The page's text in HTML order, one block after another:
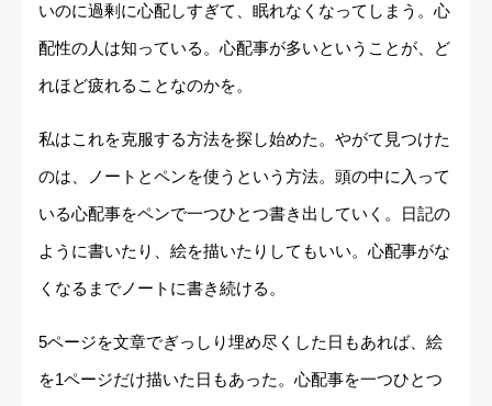
いのに過剰に心配しすぎて、眠れなくなってしまう。心
配性の人は知っている。心配事が多いということが、ど
れほど疲れることなのかを。
私はこれを克服する方法を探し始めた。やがて見つけた
のは、ノートとペンを使うという方法。頭の中に入って
いる心配事をペンで一つひとつ書き出していく。日記の
ように書いたり、絵を描いたりしてもいい。心配事がな
くなるまでノートに書き続ける。
5ページを文章でぎっしり埋め尽くした日もあれば、絵
を1ページだけ描いた日もあった。心配事を一つひとつ